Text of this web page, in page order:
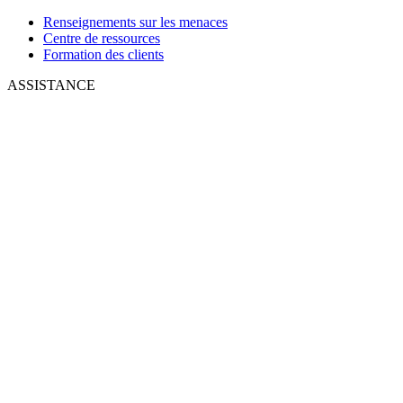
Renseignements sur les menaces
Centre de ressources
Formation des clients
ASSISTANCE